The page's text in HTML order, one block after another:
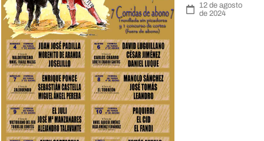
12 de agosto
de 2024